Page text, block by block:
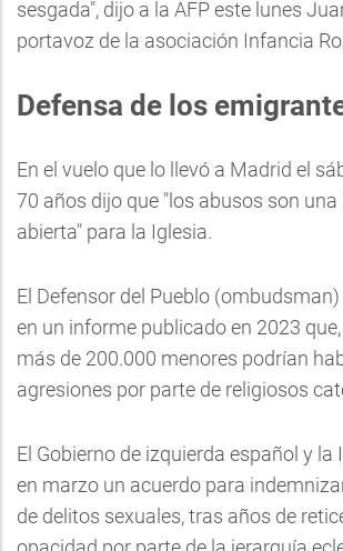
sesgada", dijo a la AFP este lunes
portavoz de la asociación Infancia
Defensa de los
En el vuelo que lo llevó a Madrid el
70 años dijo que "los abusos son
abierta" para la Iglesia.
El Defensor del Pueblo
en un informe publicado en 2023
más de 200.000 menores podrían
agresiones por parte de religiosos
El Gobierno de izquierda español y
en marzo un acuerdo para
de delitos sexuales, tras años de